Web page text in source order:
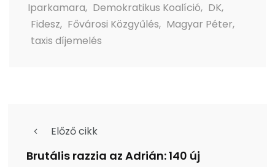
Iparkamara, Demokratikus Koalíció, DK,
Fidesz, Fővárosi Közgyűlés, Magyar Péter,
taxis díjemelés
Előző cikk
Brutális razzia az Adrián: 140 új